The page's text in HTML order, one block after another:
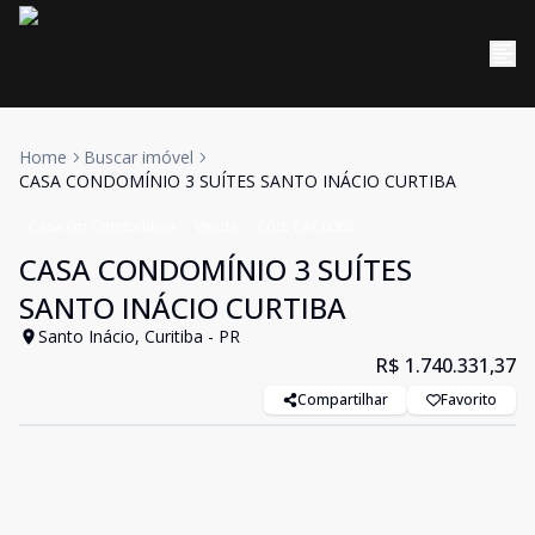
Home
Buscar imóvel
CASA CONDOMÍNIO 3 SUÍTES SANTO INÁCIO CURTIBA
CASA CONDOMÍNIO 3 SUÍTES
SANTO INÁCIO CURTIBA
Santo Inácio, Curitiba - PR
R$ 1.740.331,37
Compartilhar Favorito